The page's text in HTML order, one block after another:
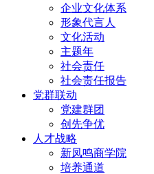
企业文化体系
形象代言人
文化活动
主题年
社会责任
社会责任报告
党群联动
党建群团
创先争优
人才战略
新凤鸣商学院
培养通道